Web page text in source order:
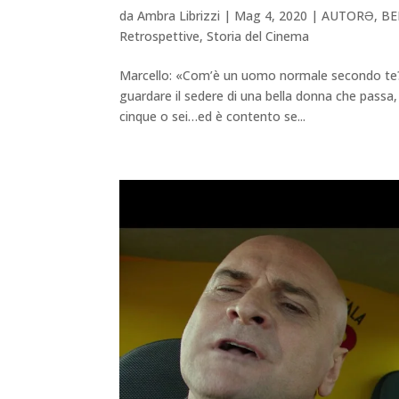
daAmbra Librizzi | Mag 4, 2020 |AUTORƏ,
Retrospettive,Storia del Cinema
Marcello: «Com’è un uomo normale secondo
guardare il sedere di una bella donna che
cinque o sei…ed è contento se...